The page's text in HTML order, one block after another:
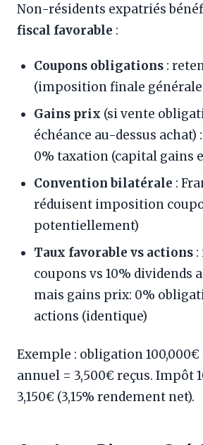
Non-résidents expatriés
fiscal favorable :
Coupons obligations :
(imposition finale
Gains prix (si vente
échéance au-dessus
0% taxation (capital gains
Convention bilatérale :
réduisent imposition
potentiellement)
Taux favorable vs actions :
coupons vs 10% dividends
mais gains prix: 0%
actions (identique)
Exemple : obligation 100,000€
annuel = 3,500€ reçus. Impôt
3,150€ (3,15% rendement net).